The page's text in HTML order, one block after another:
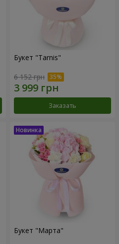
Букет "Tarnis"
6 152 грн
Заказать
Букет "Марта"